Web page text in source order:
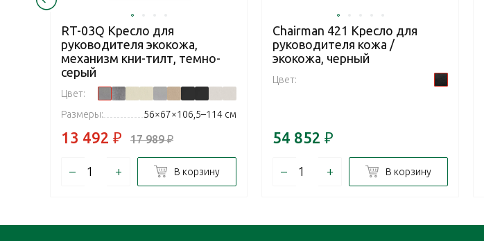
RT-03Q Кресло для
руководителя экокожа,
механизм кни-тилт, темно-
серый
Цвет:
Размеры:
56×67×106,5–114 см
13 492 ₽ 17 989₽
– + В корзину
Chairman 421 Кресло для
руководителя кожа /
экокожа, черный
Цвет:
54 852 ₽
– + В корзину